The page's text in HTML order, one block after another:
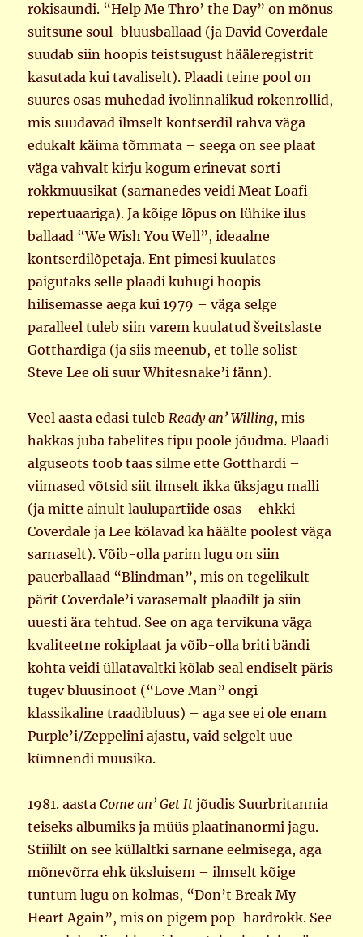
rokisaundi. “Help Me Thro’ the Day” on mõnus
suitsune soul-bluusballaad (ja David Coverdale
suudab siin hoopis teistsugust hääleregistrit
kasutada kui tavaliselt). Plaadi teine pool on
suures osas muhedad ivolinnalikud rokenrollid,
mis suudavad ilmselt kontserdil rahva väga
edukalt käima tõmmata – seega on see plaat
väga vahvalt kirju kogum erinevat sorti
rokkmuusikat (sarnanedes veidi Meat Loafi
repertuaariga). Ja kõige lõpus on lühike ilus
ballaad “We Wish You Well”, ideaalne
kontserdilõpetaja. Ent pimesi kuulates
paigutaks selle plaadi kuhugi hoopis
hilisemasse aega kui 1979 – väga selge
paralleel tuleb siin varem kuulatud šveitslaste
Gotthardiga (ja siis meenub, et tolle solist
Steve Lee oli suur Whitesnake’i fänn).
Veel aasta edasi tulebReady an’ Willing, mis
hakkas juba tabelites tipu poole jõudma. Plaadi
alguseots toob taas silme ette Gotthardi –
viimased võtsid siit ilmselt ikka üksjagu malli
(ja mitte ainult laulupartiide osas – ehkki
Coverdale ja Lee kõlavad ka häälte poolest väga
sarnaselt). Võib-olla parim lugu on siin
pauerballaad “Blindman”, mis on tegelikult
pärit Coverdale’i varasemalt plaadilt ja siin
uuesti ära tehtud. See on aga tervikuna väga
kvaliteetne rokiplaat ja võib-olla briti bändi
kohta veidi üllatavaltki kõlab seal endiselt päris
tugev bluusinoot (“Love Man” ongi
klassikaline traadibluus) – aga see ei ole enam
Purple’i/Zeppelini ajastu, vaid selgelt uue
kümnendi muusika.
1981. aastaCome an’ Get It jõudis Suurbritannia
teiseks albumiks ja müüs plaatinanormi jagu.
Stiililt on see küllaltki sarnane eelmisega, aga
mõnevõrra ehk üksluisem – ilmselt kõige
tuntum lugu on kolmas, “Don’t Break My
Heart Again”, mis on pigem pop-hardrokk. See